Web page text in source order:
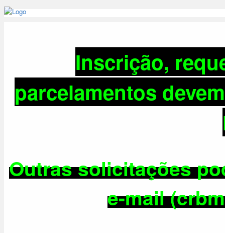
Inscrição,
parcelamentos
Outras solicitações
e-mail